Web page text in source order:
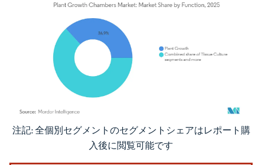
画像 © Mordor Intelligence。再利用にはCC BY 4.0の表示が必要です。
注記: 全個別セグメントのセグメントシェアはレポート購
入後に閲覧可能です